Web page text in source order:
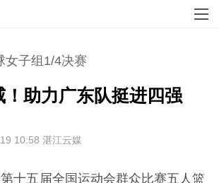
女子组1/4决赛
！助力广东队挺进四强
10:58 湛江云媒
十五届全国运动会群众比赛五人篮